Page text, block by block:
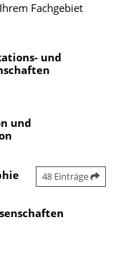
Fachgebiet
und
und
48 Einträge